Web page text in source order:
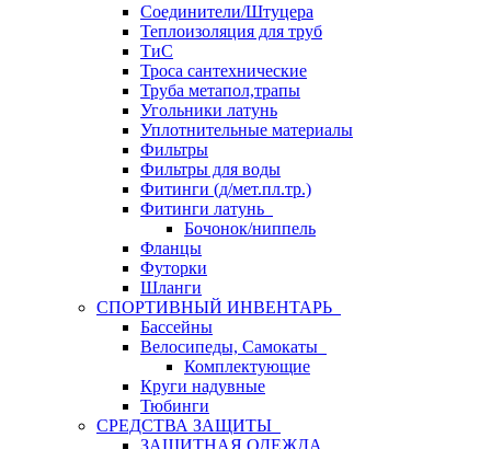
Соединители/Штуцера
Теплоизоляция для труб
ТиС
Троса сантехнические
Труба метапол,трапы
Угольники латунь
Уплотнительные материалы
Фильтры
Фильтры для воды
Фитинги (д/мет.пл.тр.)
Фитинги латунь
Бочонок/ниппель
Фланцы
Футорки
Шланги
СПОРТИВНЫЙ ИНВЕНТАРЬ
Бассейны
Велосипеды, Самокаты
Комплектующие
Круги надувные
Тюбинги
СРЕДСТВА ЗАЩИТЫ
ЗАЩИТНАЯ ОДЕЖДА